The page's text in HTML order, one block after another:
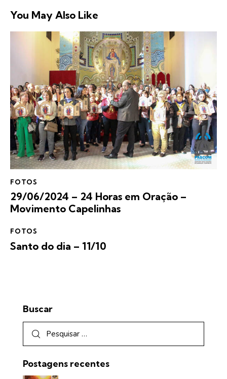
You May Also Like
FOTOS
29/06/2024 – 24 Horas em Oração –
Movimento Capelinhas
FOTOS
Santo do dia – 11/10
Buscar
Postagens recentes